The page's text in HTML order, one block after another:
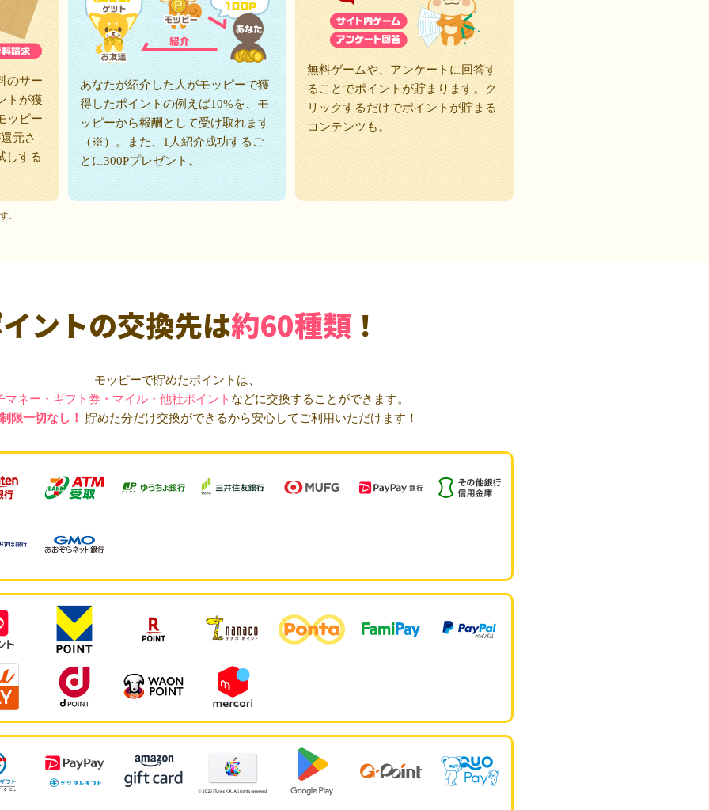
のサー
トが獲
ッピー
元さ
しする
あなたが紹介した人がモッピーで獲
得したポイントの例えば10%を、モ
ッピーから報酬として受け取れます
（※）。また、1人紹介成功するご
とに300Pプレゼント。
無料ゲームや、アンケートに回答す
ることでポイントが貯まります。ク
リックするだけでポイントが貯まる
コンテンツも。
。
ントの交換先は約60種類 ！
モッピーで貯めたポイントは、
マネー・ギフト券・マイル・他社ポイント などに交換することができます。
限一切なし！
貯めた分だけ交換ができるから安心してご利用いただけます！